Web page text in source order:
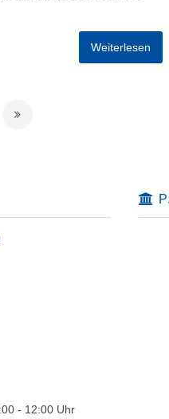
Weiterlesen
- 12:00 Uhr